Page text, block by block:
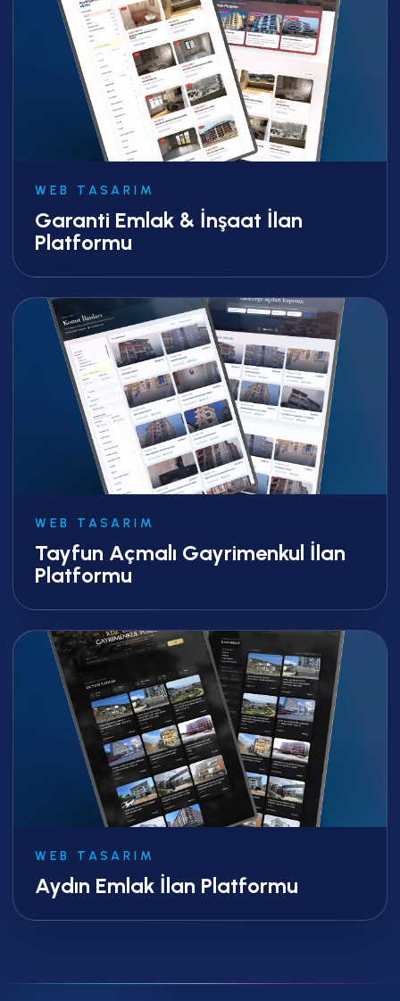
WEB TASARIM
Garanti Emlak & İnşaat İlan
Platformu
WEB TASARIM
Tayfun Açmalı Gayrimenkul İlan
Platformu
WEB TASARIM
Aydın Emlak İlan Platformu